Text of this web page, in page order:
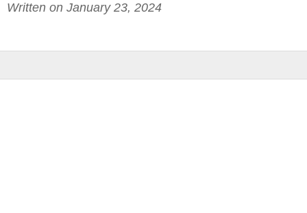
Written on January 23, 2024